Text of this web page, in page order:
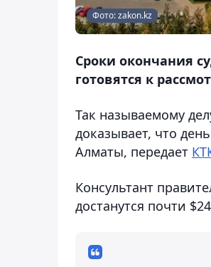
Фото: zakon.kz
Сроки окончания
готовятся к
Так называемому
доказывает, что
Алматы, передает
Консультант
достанутся почти